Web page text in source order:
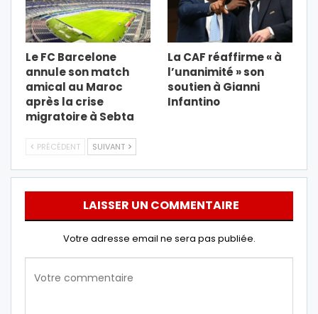
Le FC Barcelone
annule son match
amical au Maroc
après la crise
migratoire à Sebta
La CAF réaffirme « à
l’unanimité » son
soutien à Gianni
Infantino
PRÉCÉDENT SUIVANT
LAISSER UN COMMENTAIRE
Votre adresse email ne sera pas publiée.